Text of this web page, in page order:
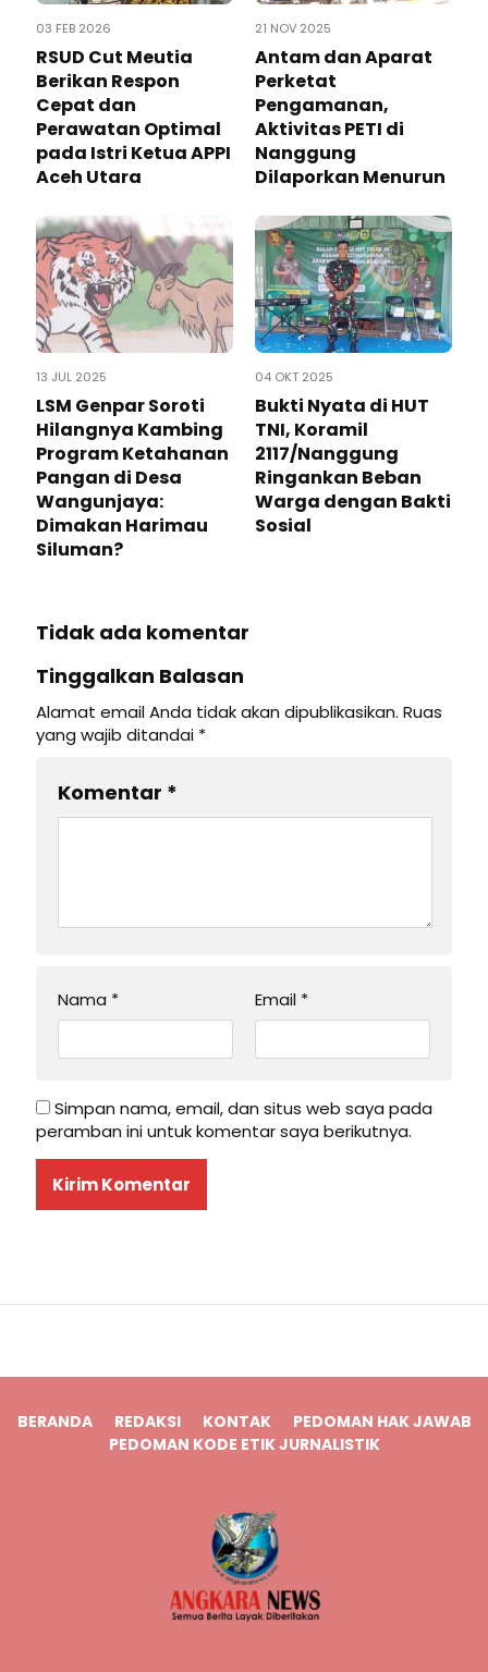
03 FEB 2026
RSUD Cut Meutia
Berikan Respon
Cepat dan
Perawatan Optimal
pada Istri Ketua APPI
Aceh Utara
21 NOV 2025
Antam dan Aparat
Perketat
Pengamanan,
Aktivitas PETI di
Nanggung
Dilaporkan Menurun
13 JUL 2025
LSM Genpar Soroti
Hilangnya Kambing
Program Ketahanan
Pangan di Desa
Wangunjaya:
Dimakan Harimau
Siluman?
04 OKT 2025
Bukti Nyata di HUT
TNI, Koramil
2117/Nanggung
Ringankan Beban
Warga dengan Bakti
Sosial
Tidak ada komentar
Tinggalkan Balasan
Alamat email Anda tidak akan dipublikasikan. Ruas
yang wajib ditandai *
Komentar *
Nama * Email *
Simpan nama, email, dan situs web saya pada
peramban ini untuk komentar saya berikutnya.
BERANDA REDAKSI KONTAK
PEDOMAN HAK JAWAB
PEDOMAN KODE ETIK JURNALISTIK